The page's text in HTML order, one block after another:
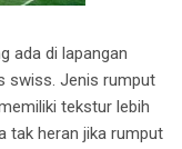
ada di lapangan
swiss. Jenis rumput
tekstur lebih
tak heran jika rumput